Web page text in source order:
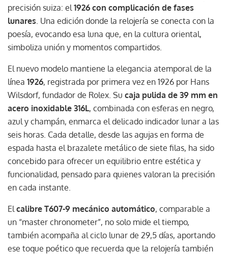
precisión suiza: el1926 con complicación de fases
lunares. Una edición donde la relojería se conecta con la
poesía, evocando esa luna que, en la cultura oriental,
simboliza unión y momentos compartidos.
El nuevo modelo mantiene la elegancia atemporal de la
línea 1926, registrada por primera vez en 1926 por Hans
Wilsdorf, fundador de Rolex. Su caja pulida de 39 mm en
acero inoxidable 316L, combinada con esferas en negro,
azul y champán, enmarca el delicado indicador lunar a las
seis horas. Cada detalle, desde las agujas en forma de
espada hasta el brazalete metálico de siete filas, ha sido
concebido para ofrecer un equilibrio entre estética y
funcionalidad, pensado para quienes valoran la precisión
en cada instante.
Elcalibre T607-9 mecánico automático, comparable a
un “master chronometer”, no solo mide el tiempo,
también acompaña al ciclo lunar de 29,5 días, aportando
ese toque poético que recuerda que la relojería también